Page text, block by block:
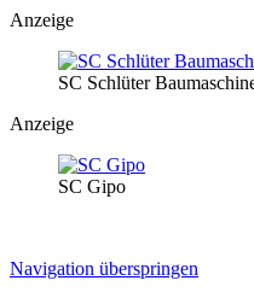
Anzeige
SC Schlüter
Anzeige
SC Gipo
Navigation überspringen